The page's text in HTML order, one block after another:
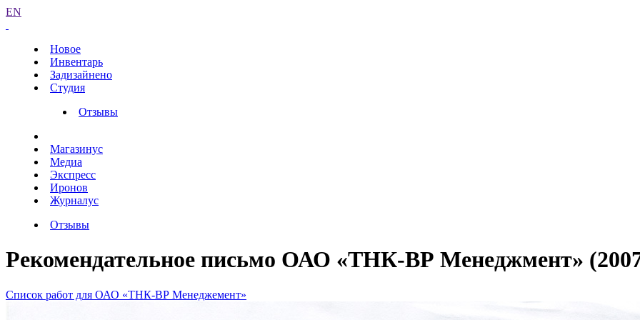
EN
Новое
Инвентарь
Задизайнено
Студия
Отзывы
Магазинус
Медиа
Экспресс
Иронов
Журналус
Отзывы
Рекомендательное письмо ОАО «ТНК-ВР Менеджмент»
Список работ для ОАО «ТНК-ВР Менеджемент»